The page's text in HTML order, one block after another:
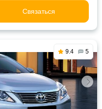
Связаться
9.4 5